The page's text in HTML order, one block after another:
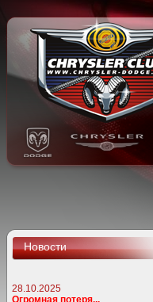
Новости
28.10.2025
Огромная потеря...